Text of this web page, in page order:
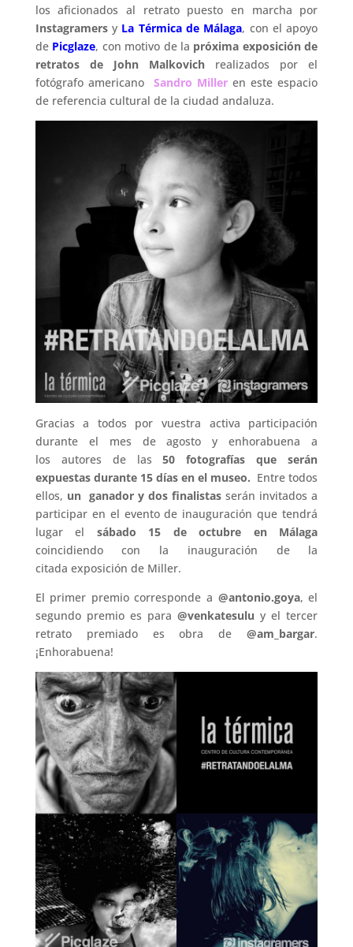
los aficionados al retrato puesto en marcha por
Instagramersy La Térmica de Málaga, con el apoyo
de Picglaze, con motivo de la próxima exposición de
retratos de John Malkovich realizados por el
fotógrafo americano Sandro Miller en este espacio
de referencia cultural de la ciudad andaluza.
Gracias a todos por vuestra activa participación
durante el mes de agosto y enhorabuena a
los autores de las50 fotografías que serán
expuestas durante 15 días en el museo. Entre todos
ellos, un ganador y dos finalistas serán invitados a
participar en el evento de inauguración que tendrá
lugar el sábado 15 de octubre en Málaga
coincidiendo con la inauguración de la
citada exposición de Miller.
El primer premio corresponde a @antonio.goya, el
segundo premio es para@venkatesulu y el tercer
retrato premiado es obra de@am_bargar.
¡Enhorabuena!